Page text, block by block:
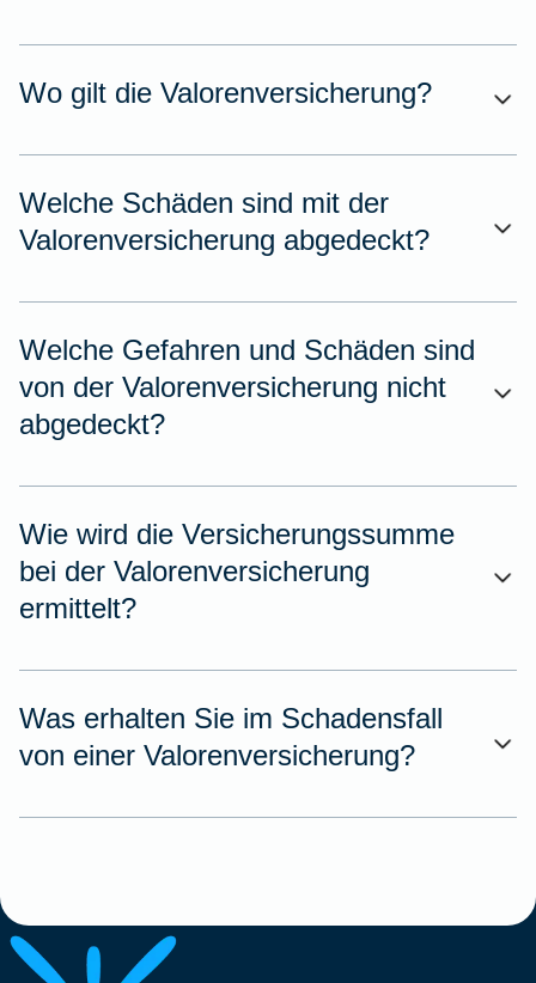
Wo gilt die Valorenversicherung?
Welche Schäden sind mit der
Valorenversicherung abgedeckt?
Welche Gefahren und Schäden sind
von der Valorenversicherung nicht
abgedeckt?
Wie wird die Versicherungssumme
bei der Valorenversicherung
ermittelt?
Was erhalten Sie im Schadensfall
von einer Valorenversicherung?